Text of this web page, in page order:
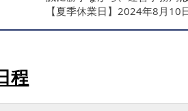
【夏季休業日】2024年8月10
程